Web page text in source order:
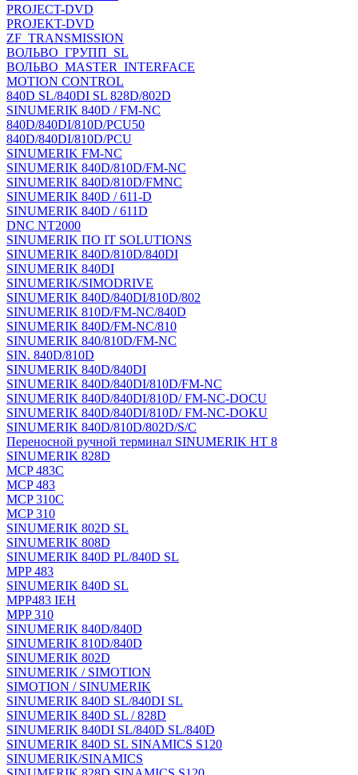
PROJECT-DVD
PROJEKT-DVD
ZF_TRANSMISSION
ВОЛЬВО_ГРУПП_SL
ВОЛЬВО_MASTER_INTERFACE
MOTION CONTROL
840D SL/840DI SL 828D/802D
SINUMERIK 840D / FM-NC
840D/840DI/810D/PCU50
840D/840DI/810D/PCU
SINUMERIK FM-NC
SINUMERIK 840D/810D/FM-NC
SINUMERIK 840D/810D/FMNC
SINUMERIK 840D / 611-D
SINUMERIK 840D / 611D
DNC NT2000
SINUMERIK ПО IT SOLUTIONS
SINUMERIK 840D/810D/840DI
SINUMERIK 840DI
SINUMERIK/SIMODRIVE
SINUMERIK 840D/840DI/810D/802
SINUMERIK 810D/FM-NC/840D
SINUMERIK 840D/FM-NC/810
SINUMERIK 840/810D/FM-NC
SIN. 840D/810D
SINUMERIK 840D/840DI
SINUMERIK 840D/840DI/810D/FM-NC
SINUMERIK 840D/840DI/810D/ FM-NC-DOCU
SINUMERIK 840D/840DI/810D/ FM-NC-DOKU
SINUMERIK 840D/810D/802D/S/C
Переносной ручной терминал SINUMERIK HT 8
SINUMERIK 828D
MCP 483C
MCP 483
MCP 310C
MCP 310
SINUMERIK 802D SL
SINUMERIK 808D
SINUMERIK 840D PL/840D SL
MPP 483
SINUMERIK 840D SL
MPP483 IEH
MPP 310
SINUMERIK 840D/840D
SINUMERIK 810D/840D
SINUMERIK 802D
SINUMERIK / SIMOTION
SIMOTION / SINUMERIK
SINUMERIK 840D SL/840DI SL
SINUMERIK 840D SL / 828D
SINUMERIK 840DI SL/840D SL/840D
SINUMERIK 840D SL SINAMICS S120
SINUMERIK/SINAMICS